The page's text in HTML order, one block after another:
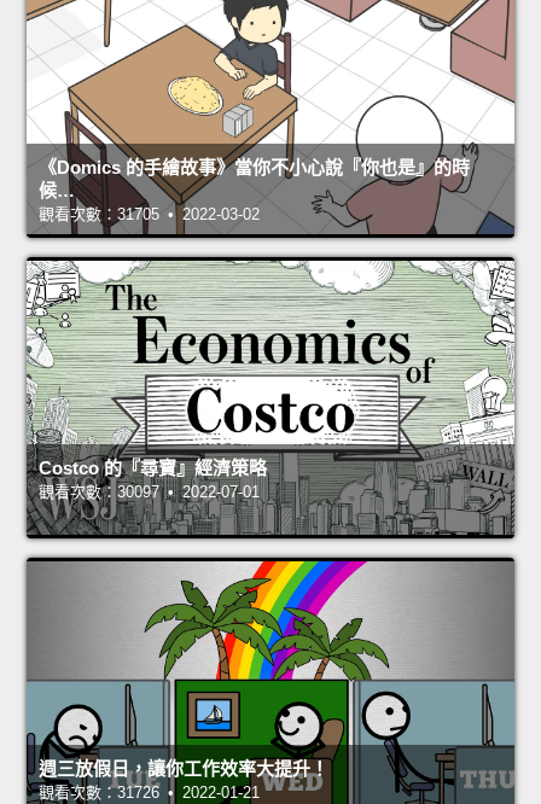
《Domics 的手繪故事》當你不小心說『你也是』的時
候…
觀看次數：31705 • 2022-03-02
Costco 的『尋寶』經濟策略
觀看次數：30097 • 2022-07-01
週三放假日，讓你工作效率大提升！
觀看次數：31726 • 2022-01-21